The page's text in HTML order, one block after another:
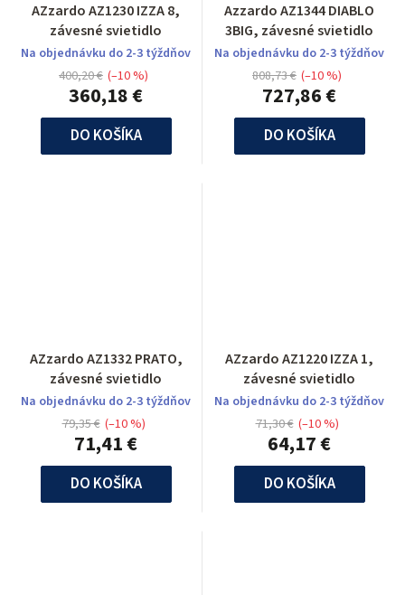
AZzardo AZ1230 IZZA 8,
závesné svietidlo
Na objednávku do 2-3 týždňov
360,18 €
400,20 € (–10 %)
DO KOŠÍKA
Azzardo AZ1344 DIABLO
3BIG, závesné svietidlo
Na objednávku do 2-3 týždňov
727,86 €
808,73 € (–10 %)
DO KOŠÍKA
AZzardo AZ1332 PRATO,
závesné svietidlo
Na objednávku do 2-3 týždňov
71,41 €
79,35 € (–10 %)
DO KOŠÍKA
AZzardo AZ1220 IZZA 1,
závesné svietidlo
Na objednávku do 2-3 týždňov
64,17 €
71,30 € (–10 %)
DO KOŠÍKA